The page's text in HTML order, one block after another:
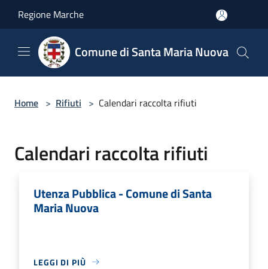
Regione Marche
Comune di Santa Maria Nuova
Home > Rifiuti > Calendari raccolta rifiuti
Calendari raccolta rifiuti
Utenza Pubblica - Comune di Santa
Maria Nuova
LEGGI DI PIÙ